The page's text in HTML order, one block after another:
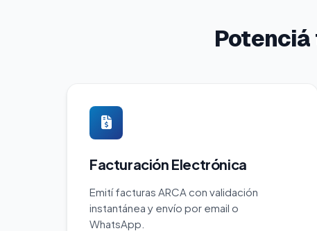
Facturación Electrónica
Emití facturas ARCA con validación
instantánea y envío por email o
WhatsApp.